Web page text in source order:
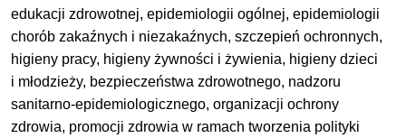
edukacji zdrowotnej, epidemiologii ogólnej, epidemiologii
chorób zakaźnych i niezakaźnych, szczepień ochronnych,
higieny pracy, higieny żywności i żywienia, higieny dzieci
i młodzieży, bezpieczeństwa zdrowotnego, nadzoru
sanitarno-epidemiologicznego, organizacji ochrony
zdrowia, promocji zdrowia w ramach tworzenia polityki